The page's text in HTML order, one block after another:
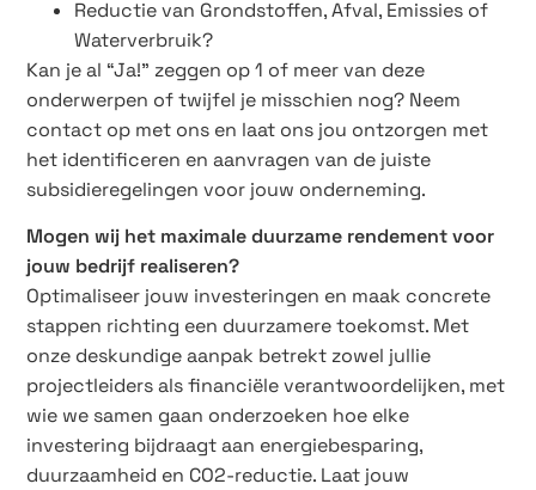
Reductie van Grondstoffen, Afval, Emissies of
Waterverbruik?
Kan je al “Ja!” zeggen op 1 of meer van deze
onderwerpen of twijfel je misschien nog? Neem
contact op met ons en laat ons jou ontzorgen met
het identificeren en aanvragen van de juiste
subsidieregelingen voor jouw onderneming.
Mogen wij het maximale duurzame rendement voor
jouw bedrijf realiseren?
Optimaliseer jouw investeringen en maak concrete
stappen richting een duurzamere toekomst. Met
onze deskundige aanpak betrekt zowel jullie
projectleiders als financiële verantwoordelijken, met
wie we samen gaan onderzoeken hoe elke
investering bijdraagt aan energiebesparing,
duurzaamheid en CO2-reductie. Laat jouw